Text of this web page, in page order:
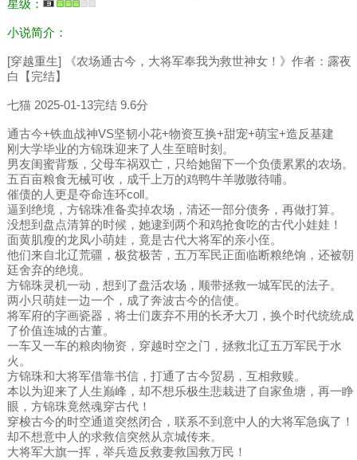
星级：
小说简介：
[穿越重生] 《农场通古今，大将军奉我为救世神女！》作者：露夜
白【完结】
七猫 2025-01-13完结 9.6分
通古今+铁血战神VS坚韧小花+物资互换+甜宠+萌宝+造反基建
刚大学毕业的方锦珠迎来了人生至暗时刻。
男友闺蜜背叛，父母车祸双亡，只给她留下一个负债累累的农场。
五百亩粮食无械可收，成千上万的鸡鸭牛羊嗷嗷待哺。
催债的人更是夺命连环coll。
逼到绝境，方锦珠准备卖掉农场，清还一部分债务，再做打算。
没想到盘点清算的时候，她逮到两个和鸡抢食吃的古代小娃娃！
面黄肌瘦的龙凤小萌娃，竟是古代大将军的亲小侄。
他们来自北辽荒疆，极贫极苦，五万军民正面临断粮绝饷，还被朝
廷舍弃的绝境。
方锦珠灵机一动，想到了盘活农场，顺带拯救一城军民的法子。
两小只萌娃一边一个，成了奔波古今的信使。
将军府的字画瓷器，将士们废弃不用的长矛大刀，换个时代统统成
了价值连城的古董。
一车又一车的粮肉物资，穿越时空之门，拯救北辽五万军民于水
火。
方锦珠和大将军借靠书信，打通了古今贸易，互相救赎。
本以为迎来了人生巅峰，却不想乐极生悲栽进了自家鱼塘，再一睁
眼，方锦珠竟然魂穿古代！
穿梭古今的时空通道突然闭合，联系不到意中人的大将军急疯了！
却不想意中人的求救信突然从京城传来。
大将军大旗一挥，举兵造反救妻救国救万民！